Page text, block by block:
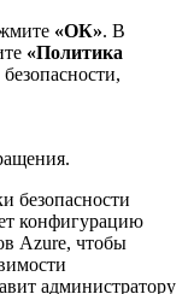
«ОК». В
«Политика
безопасности
конфигурацию
Azure, чтобы
администратору